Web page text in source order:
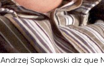
Andrzej Sapkowski diz que